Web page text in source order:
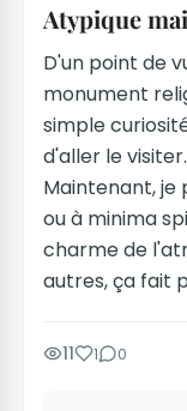
Atypique
D'un point de
monument
simple
d'aller le visiter.
Maintenant, je
ou à minima
charme de
autres, ça fait
11 1 0